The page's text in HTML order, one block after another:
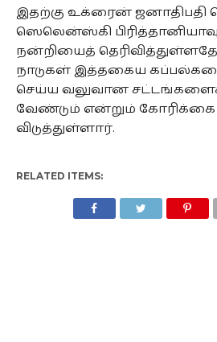
இதற்கு உக்ரைன் ஜனாதிபதி
ஸெலென்ஸ்கி
நன்றியைத்
நாடுகள் இத்தகைய
செய்ய வலுவான
வேண்டும் என்றும் கோரிக்கை
விடுத்துள்ளார்.
RELATED ITEMS: